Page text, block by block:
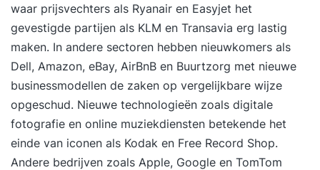
waar prijsvechters als Ryanair en Easyjet het
gevestigde partijen als KLM en Transavia erg lastig
maken. In andere sectoren hebben nieuwkomers als
Dell, Amazon, eBay, AirBnB en Buurtzorg met nieuwe
businessmodellen de zaken op vergelijkbare wijze
opgeschud. Nieuwe technologieën zoals digitale
fotografie en online muziekdiensten betekende het
einde van iconen als Kodak en Free Record Shop.
Andere bedrijven zoals Apple, Google en TomTom